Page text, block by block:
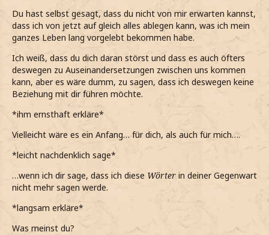
*leise zu ihm meine*
Das mit meinen Eltern, dass ich meine eigenen
Entscheidungen selbst treffen soll und auch die
anderen Dinge, über die wir gesprochen haben.
*erkläre und ihn anlächel*
Aber was ist damit dass du jeden zweiten Schüler als
Schlammblut beschimpfst?
*sie direkt frage*
Du hast selbst gesagt, dass du nicht von mir erwarten kannst,
dass ich von jetzt auf gleich alles ablegen kann, was ich mein
ganzes Leben lang vorgelebt bekommen habe.
Ich weiß, dass du dich daran störst und dass es auch öfters
deswegen zu Auseinandersetzungen zwischen uns kommen
kann, aber es wäre dumm, zu sagen, dass ich deswegen keine
Beziehung mit dir führen möchte.
*ihm ernsthaft erkläre*
Vielleicht wäre es ein Anfang… für dich, als auch für mich….
*leicht nachdenklich sage*
…wenn ich dir sage, dass ich diese Wörter in deiner Gegenwart
nicht mehr sagen werde.
*langsam erkläre*
Was meinst du?